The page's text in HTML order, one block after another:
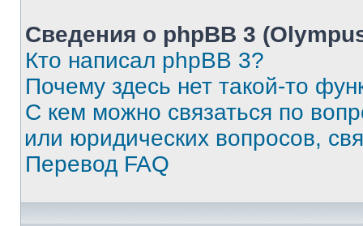
Сведения о phpBB 3
Кто написал phpBB 3?
Почему здесь нет такой-то
С кем можно связаться по
или юридических вопросов,
Перевод FAQ